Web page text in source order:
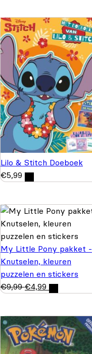
Lilo & Stitch Doeboek
€5,99
My Little Pony pakket -
Knutselen, kleuren
puzzelen en stickers
€9,99 €4,99